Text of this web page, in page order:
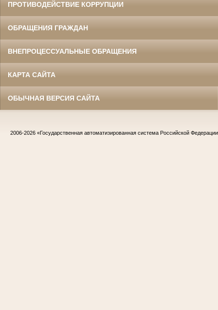
ПРОТИВОДЕЙСТВИЕ КОРРУПЦИИ
ОБРАЩЕНИЯ ГРАЖДАН
ВНЕПРОЦЕССУАЛЬНЫЕ ОБРАЩЕНИЯ
КАРТА САЙТА
ОБЫЧНАЯ ВЕРСИЯ САЙТА
2006-2026 «Государственная автоматизированная система Российской